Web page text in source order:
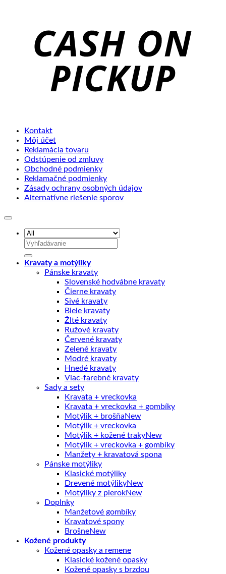
Kontakt
Môj účet
Reklamácia tovaru
Odstúpenie od zmluvy
Obchodné podmienky
Reklamačné podmienky
Zásady ochrany osobných údajov
Alternatívne riešenie sporov
Hľadať:
Kravaty a motýliky
Pánske kravaty
Slovenské hodvábne kravaty
Čierne kravaty
Sivé kravaty
Biele kravaty
Žlté kravaty
Ružové kravaty
Červené kravaty
Zelené kravaty
Modré kravaty
Hnedé kravaty
Viac-farebné kravaty
Sady a sety
Kravata + vreckovka
Kravata + vreckovka + gombíky
Motýlik + brošňa
Motýlik + vreckovka
Motýlik + kožené traky
Motýlik + vreckovka + gombíky
Manžety + kravatová spona
Pánske motýliky
Klasické motýliky
Drevené motýliky
Motýliky z pierok
Doplnky
Manžetové gombíky
Kravatové spony
Brošne
Kožené produkty
Kožené opasky a remene
Klasické kožené opasky
Kožené opasky s brzdou